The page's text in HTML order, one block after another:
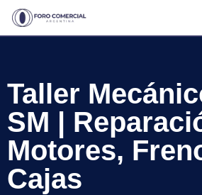
Skip
Taller
SM |
Motores,
Cajas